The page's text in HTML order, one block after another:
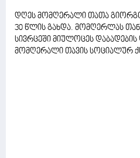
დღეს მომღერალი თათა
30 წლის გახდა. მომღერლას
სივრცეში მიულოცეს
მომღერალი თავის სოციალურ